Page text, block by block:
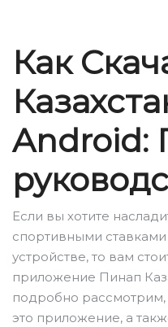
Как
Android:
Если вы хотите
спортивными
устройстве, то вам
приложение Пинап
подробно рассмотрим,
это приложение, а